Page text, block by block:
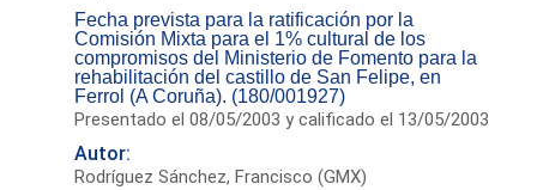
Fecha prevista para la ratificación por la
Comisión Mixta para el 1% cultural de los
compromisos del Ministerio de Fomento para la
rehabilitación del castillo de San Felipe, en
Ferrol (A Coruña). (180/001927)
Presentado el 08/05/2003 y calificado el 13/05/2003
Autor:
Rodríguez Sánchez, Francisco (GMX)